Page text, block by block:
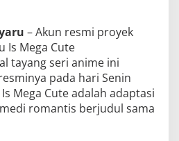
– Akun resmi proyek
Is Mega Cute
tayang seri anime ini
pada hari Senin
Mega Cute adalah adaptasi
romantis berjudul sama